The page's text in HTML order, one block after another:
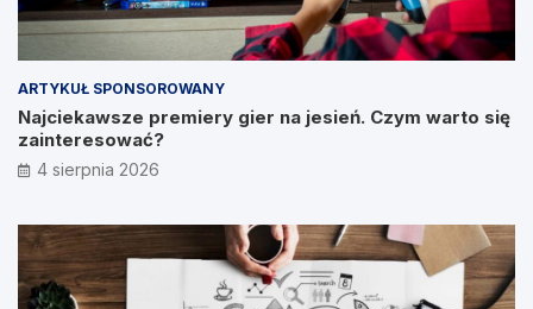
ARTYKUŁ SPONSOROWANY
Najciekawsze premiery gier na jesień. Czym warto się
zainteresować?
4 sierpnia 2026